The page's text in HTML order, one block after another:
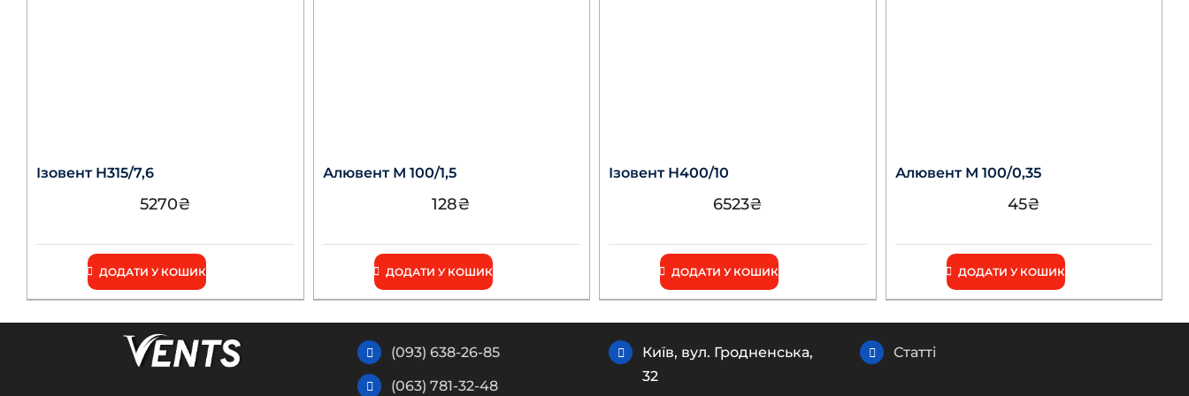
Ізовент Н315/7,6
5270₴
ДОДАТИ У КОШИК
Алювент М 100/1,5
128₴
ДОДАТИ У КОШИК
Ізовент Н400/10
6523₴
ДОДАТИ У КОШИК
Алювент М 100/0,35
45₴
ДОДАТИ У КОШИК
(093) 638-26-85
(063) 781-32-48
Київ, вул. Гродненська,
32
Статті